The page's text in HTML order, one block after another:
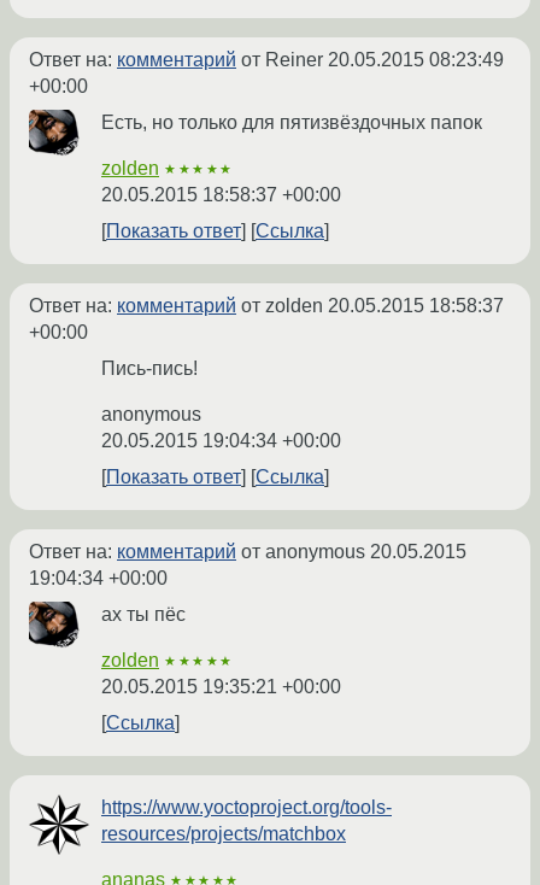
Ответ на: комментарий от Reiner 20.05.2015 08:23:49
+00:00
Есть, но только для пятизвёздочных папок
zolden ★★★★★
20.05.2015 18:58:37 +00:00
Показать ответ
Ссылка
Ответ на: комментарий от zolden 20.05.2015 18:58:37
+00:00
Пись-пись!
anonymous
20.05.2015 19:04:34 +00:00
Показать ответ
Ссылка
Ответ на: комментарий от anonymous 20.05.2015
19:04:34 +00:00
ах ты пёс
zolden ★★★★★
20.05.2015 19:35:21 +00:00
Ссылка
https://www.yoctoproject.org/tools-
resources/projects/matchbox
ananas ★★★★★